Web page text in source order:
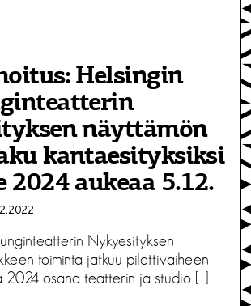
Helsingin
näyttämön
kantaesityksiksi
2024 aukeaa 5.12.
Nykyesityksen
toiminta jatkuu pilottivaiheen
2024 osana teatterin ja studio […]